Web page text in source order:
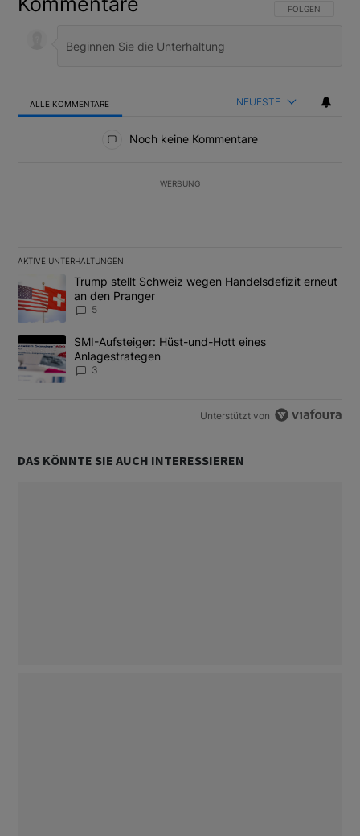
FOLGE DIESER
FOLGEN
ALLE KOMMENTARE NEUESTE
Noch keine Kommentare
WERBUNG
AKTIVE UNTERHALTUNGEN
Ein Trendartikel mit dem Titel "Trump stellt Schweiz wegen
Trump stellt Schweiz wegen Handelsdefizit erneut
an den Pranger
5
Ein Trendartikel mit dem Titel "SMI-Aufsteiger: Hüst-und-Hott
SMI-Aufsteiger: Hüst-und-Hott eines
Anlagestrategen
3
Unterstützt von
DAS KÖNNTE SIE AUCH INTERESSIEREN